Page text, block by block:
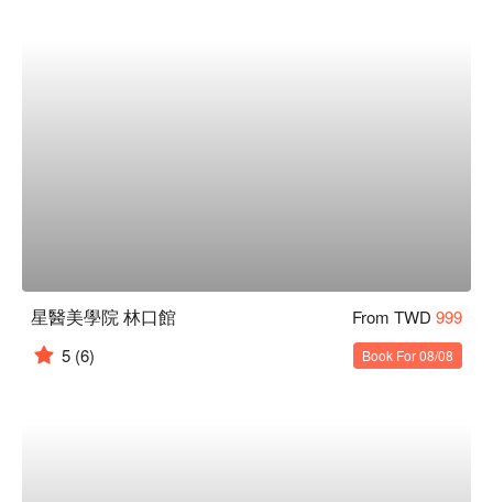
星醫美學院 林口館 From TWD 999
5 (6) Book For 08/08